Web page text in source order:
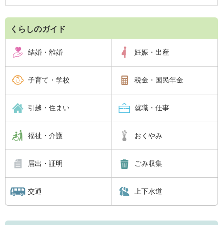
くらしのガイド
結婚・離婚 妊娠・出産
子育て・学校 税金・国民年金
引越・住まい 就職・仕事
福祉・介護 おくやみ
届出・証明 ごみ収集
交通 上下水道